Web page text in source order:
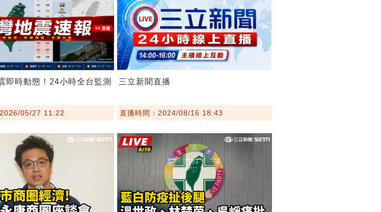
即時動態！24小時全台監測
05/27 11:22
三立新聞直播
直播時間：2024/08/16 18:43